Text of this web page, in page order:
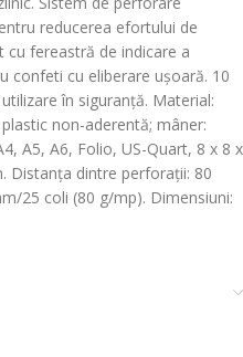
reducerea efortului de
fereastră de indicare a
confeti cu eliberare ușoară. 10
în siguranță. Material:
non-aderentă; mâner:
A5, A6, Folio, US-Quart, 8 x 8 x
Distanța dintre perforații: 80
25 coli (80 g/mp). Dimensiuni: